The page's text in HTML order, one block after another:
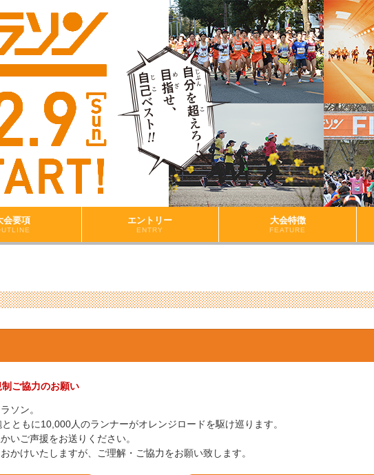
会要項 エントリー
ENTRY
大会特徴
FEATURE
ご協力のお願い
ソン。
ともに10,000人のランナーがオレンジロードを駆け巡ります。
いご声援をお送りください。
かけいたしますが、ご理解・ご協力をお願い致します。